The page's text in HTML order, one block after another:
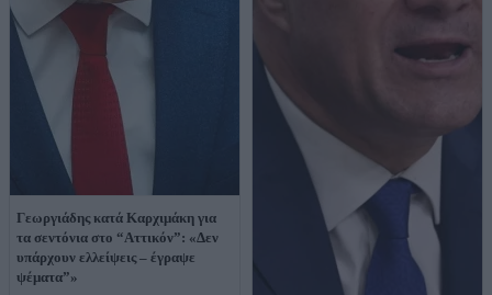
Γεωργιάδης κατά Καρχιμάκη για
τα σεντόνια στο “Αττικόν”: «Δεν
υπάρχουν ελλείψεις – έγραψε
ψέματα”»